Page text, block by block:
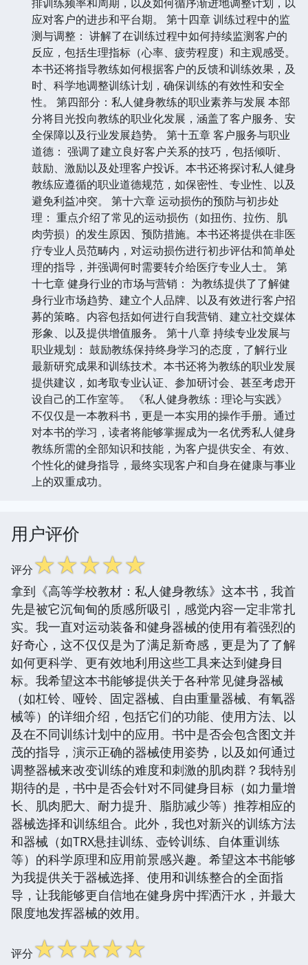
应对客户的进步和平台期。 第十四章 训练过程中的监
测与调整： 讲解了在训练过程中如何持续监测客户的
反应，包括生理指标（心率、疲劳程度）和主观感受。
本书还将指导教练如何根据客户的反馈和训练效果，及
时、科学地调整训练计划，确保训练的有效性和安全
性。 第四部分：私人健身教练的职业素养与发展 本部
分将目光投向教练的职业化发展，涵盖了客户服务、安
全保障以及行业发展趋势。 第十五章 客户服务与职业
道德： 强调了建立良好客户关系的技巧，包括倾听、
鼓励、激励以及处理客户投诉。本书还将探讨私人健身
教练应遵循的职业道德规范，如保密性、专业性、以及
避免利益冲突。 第十六章 运动损伤的预防与初步处
理： 重点介绍了常见的运动损伤（如扭伤、拉伤、肌
肉劳损）的发生原因、预防措施。本书还将提供在非医
疗专业人员范畴内，对运动损伤进行初步评估和简单处
理的指导，并强调何时需要转介给医疗专业人士。 第
十七章 健身行业的市场与营销： 为教练提供了了解健
身行业市场趋势、建立个人品牌、以及有效进行客户招
募的策略。内容包括如何进行自我营销、建立社交媒体
形象、以及提供增值服务。 第十八章 持续专业发展与
职业规划： 鼓励教练保持终身学习的态度，了解行业
最新研究成果和训练技术。本书还将为教练的职业发展
提供建议，如考取专业认证、参加研讨会、甚至考虑开
设自己的工作室等。 《私人健身教练：理论与实践》
不仅仅是一本教科书，更是一本实用的操作手册。通过
对本书的学习，读者将能够掌握成为一名优秀私人健身
教练所需的全部知识和技能，为客户提供安全、有效、
个性化的健身指导，最终实现客户和自身在健康与事业
上的双重成功。
用户评价
评分☆☆☆☆☆
拿到《高等学校教材：私人健身教练》这本书，我首
先是被它沉甸甸的质感所吸引，感觉内容一定非常扎
实。我一直对运动装备和健身器械的使用有着强烈的
好奇心，这不仅仅是为了满足新奇感，更是为了了解
如何更科学、更有效地利用这些工具来达到健身目
标。我希望这本书能够提供关于各种常见健身器械
（如杠铃、哑铃、固定器械、自由重量器械、有氧器
械等）的详细介绍，包括它们的功能、使用方法、以
及在不同训练计划中的应用。书中是否会包含图文并
茂的指导，演示正确的器械使用姿势，以及如何通过
调整器械来改变训练的难度和刺激的肌肉群？我特别
期待的是，书中是否会针对不同健身目标（如力量增
长、肌肉肥大、耐力提升、脂肪减少等）推荐相应的
器械选择和训练组合。此外，我也对新兴的训练方法
和器械（如TRX悬挂训练、壶铃训练、自体重训练
等）的科学原理和应用前景感兴趣。希望这本书能够
为我提供关于器械选择、使用和训练整合的全面指
导，让我能够更自信地在健身房中挥洒汗水，并最大
限度地发挥器械的效用。
评分☆☆☆☆☆